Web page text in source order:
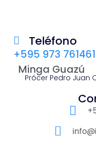
Teléfono
+595 973 761461
Minga Guazú
Prócer Pedro Juan